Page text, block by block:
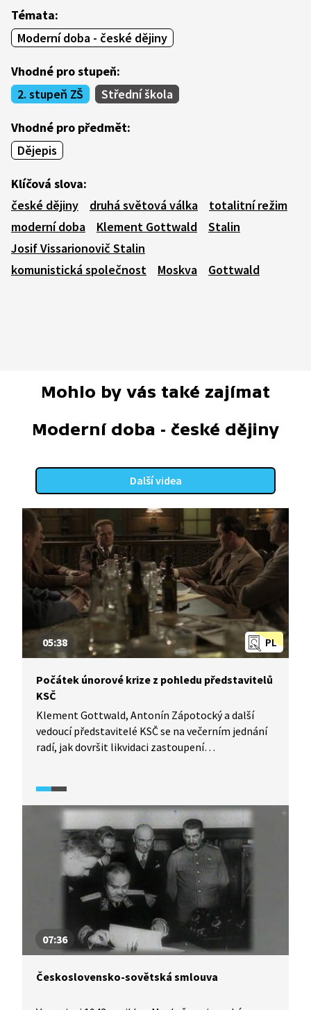
Témata:
Moderní doba - české dějiny
Vhodné pro stupeň:
2. stupeň ZŠ
Střední škola
Vhodné pro předmět:
Dějepis
Klíčová slova:
české dějiny
druhá světová válka
totalitní režim
moderní doba
Klement Gottwald
Stalin
Josif Vissarionovič Stalin
komunistická společnost
Moskva Gottwald
Mohlo by vás také zajímat
Moderní doba - české dějiny
Další videa
PL
05:38
Počátek únorové krize z pohledu představitelů
KSČ
Klement Gottwald, Antonín Zápotocký a další
vedoucí představitelé KSČ se na večerním jednání
radí, jak dovršit likvidaci zastoupení
jednání na počátku únorové krize 1948.
07:36
Československo-sovětská smlouva